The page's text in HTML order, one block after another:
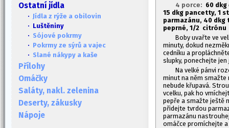
Ostatní jídla
· Jídla z rýže a obilovin
· Luštěniny
· Sójové pokrmy
· Pokrmy ze sýrů a vajec
· Slané nákypy a kaše
Přílohy
Omáčky
Saláty, nakl. zelenina
Deserty, zákusky
Nápoje
4 porce: 60 dkg
15 dkg pancetty, 1
parmazánu, 40 dkg
peprné, 1/2 citrónu
Boby uvařte ve
minuty, dokud
cedníku a
slupky, ponechejte
Na velké pánvi
minut na něm smažte
nebude křupavá.
vcelku, pak ho
pepře a smažte ještě
přidejte tvrdou
parmazánu
omáčce promíchejte